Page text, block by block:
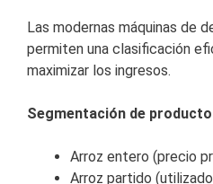
Las modernas máquinas de
permiten una clasificación
maximizar los ingresos.
Segmentación de
Arroz entero (precio
Arroz partido